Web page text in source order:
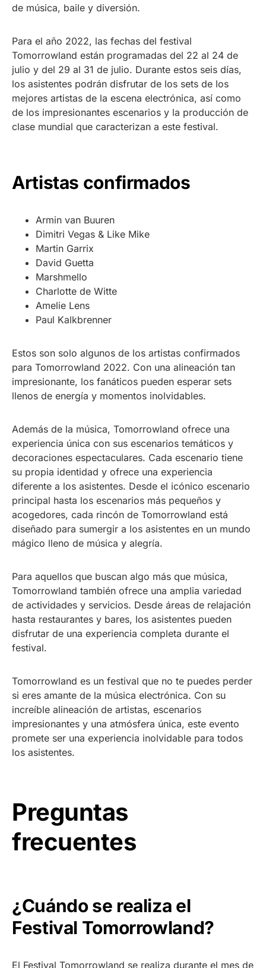
de música, baile y diversión.
Para el año 2022, las fechas del festival
Tomorrowland están programadas del 22 al 24 de
julio y del 29 al 31 de julio. Durante estos seis días,
los asistentes podrán disfrutar de los sets de los
mejores artistas de la escena electrónica, así como
de los impresionantes escenarios y la producción de
clase mundial que caracterizan a este festival.
Artistas confirmados
Armin van Buuren
Dimitri Vegas & Like Mike
Martin Garrix
David Guetta
Marshmello
Charlotte de Witte
Amelie Lens
Paul Kalkbrenner
Estos son solo algunos de los artistas confirmados
para Tomorrowland 2022. Con una alineación tan
impresionante, los fanáticos pueden esperar sets
llenos de energía y momentos inolvidables.
Además de la música, Tomorrowland ofrece una
experiencia única con sus escenarios temáticos y
decoraciones espectaculares. Cada escenario tiene
su propia identidad y ofrece una experiencia
diferente a los asistentes. Desde el icónico escenario
principal hasta los escenarios más pequeños y
acogedores, cada rincón de Tomorrowland está
diseñado para sumergir a los asistentes en un mundo
mágico lleno de música y alegría.
Para aquellos que buscan algo más que música,
Tomorrowland también ofrece una amplia variedad
de actividades y servicios. Desde áreas de relajación
hasta restaurantes y bares, los asistentes pueden
disfrutar de una experiencia completa durante el
festival.
Tomorrowland es un festival que no te puedes perder
si eres amante de la música electrónica. Con su
increíble alineación de artistas, escenarios
impresionantes y una atmósfera única, este evento
promete ser una experiencia inolvidable para todos
los asistentes.
Preguntas
frecuentes
¿Cuándo se realiza el
Festival Tomorrowland?
El Festival Tomorrowland se realiza durante el mes de